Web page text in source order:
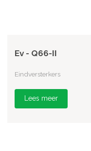
Ev - Q66-II
Eindversterkers
Lees meer